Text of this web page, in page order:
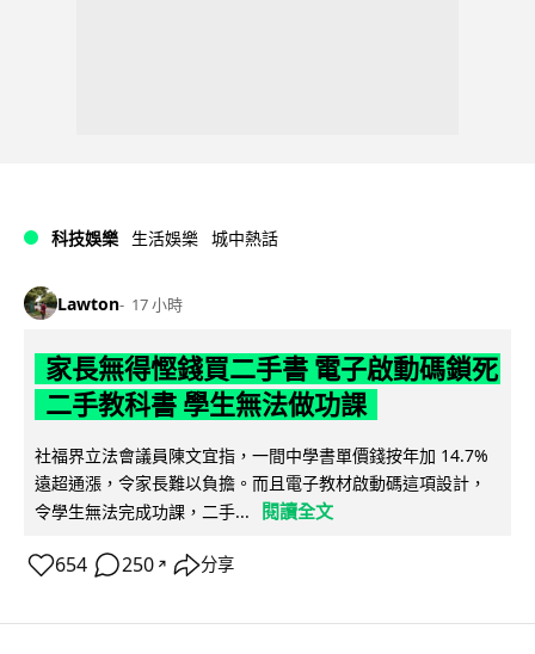
科技娛樂 生活娛樂 城中熱話
Lawton 17 小時
家長無得慳錢買二手書 電子啟動碼鎖死
二手教科書 學生無法做功課
社福界立法會議員陳文宜指，一間中學書單價錢按年加 14.7%
遠超通漲，令家長難以負擔。而且電子教材啟動碼這項設計，
令學生無法完成功課，二手...
閱讀全文
654 250 ↗ 分享